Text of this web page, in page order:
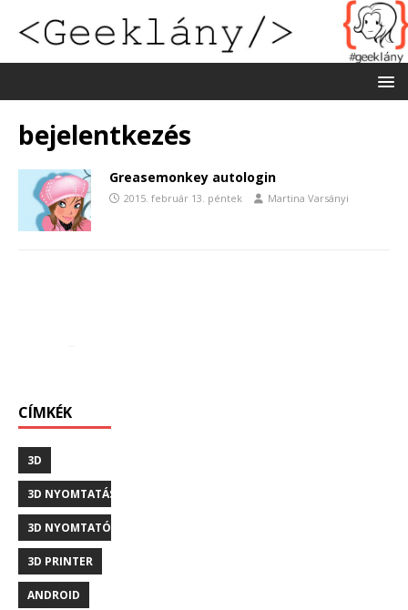
bejelentkezés
Greasemonkey autologin
2015. február 13. péntek Martina Varsányi
CÍMKÉK
3D
3D NYOMTATÁS
3D NYOMTATÓ
3D PRINTER
ANDROID